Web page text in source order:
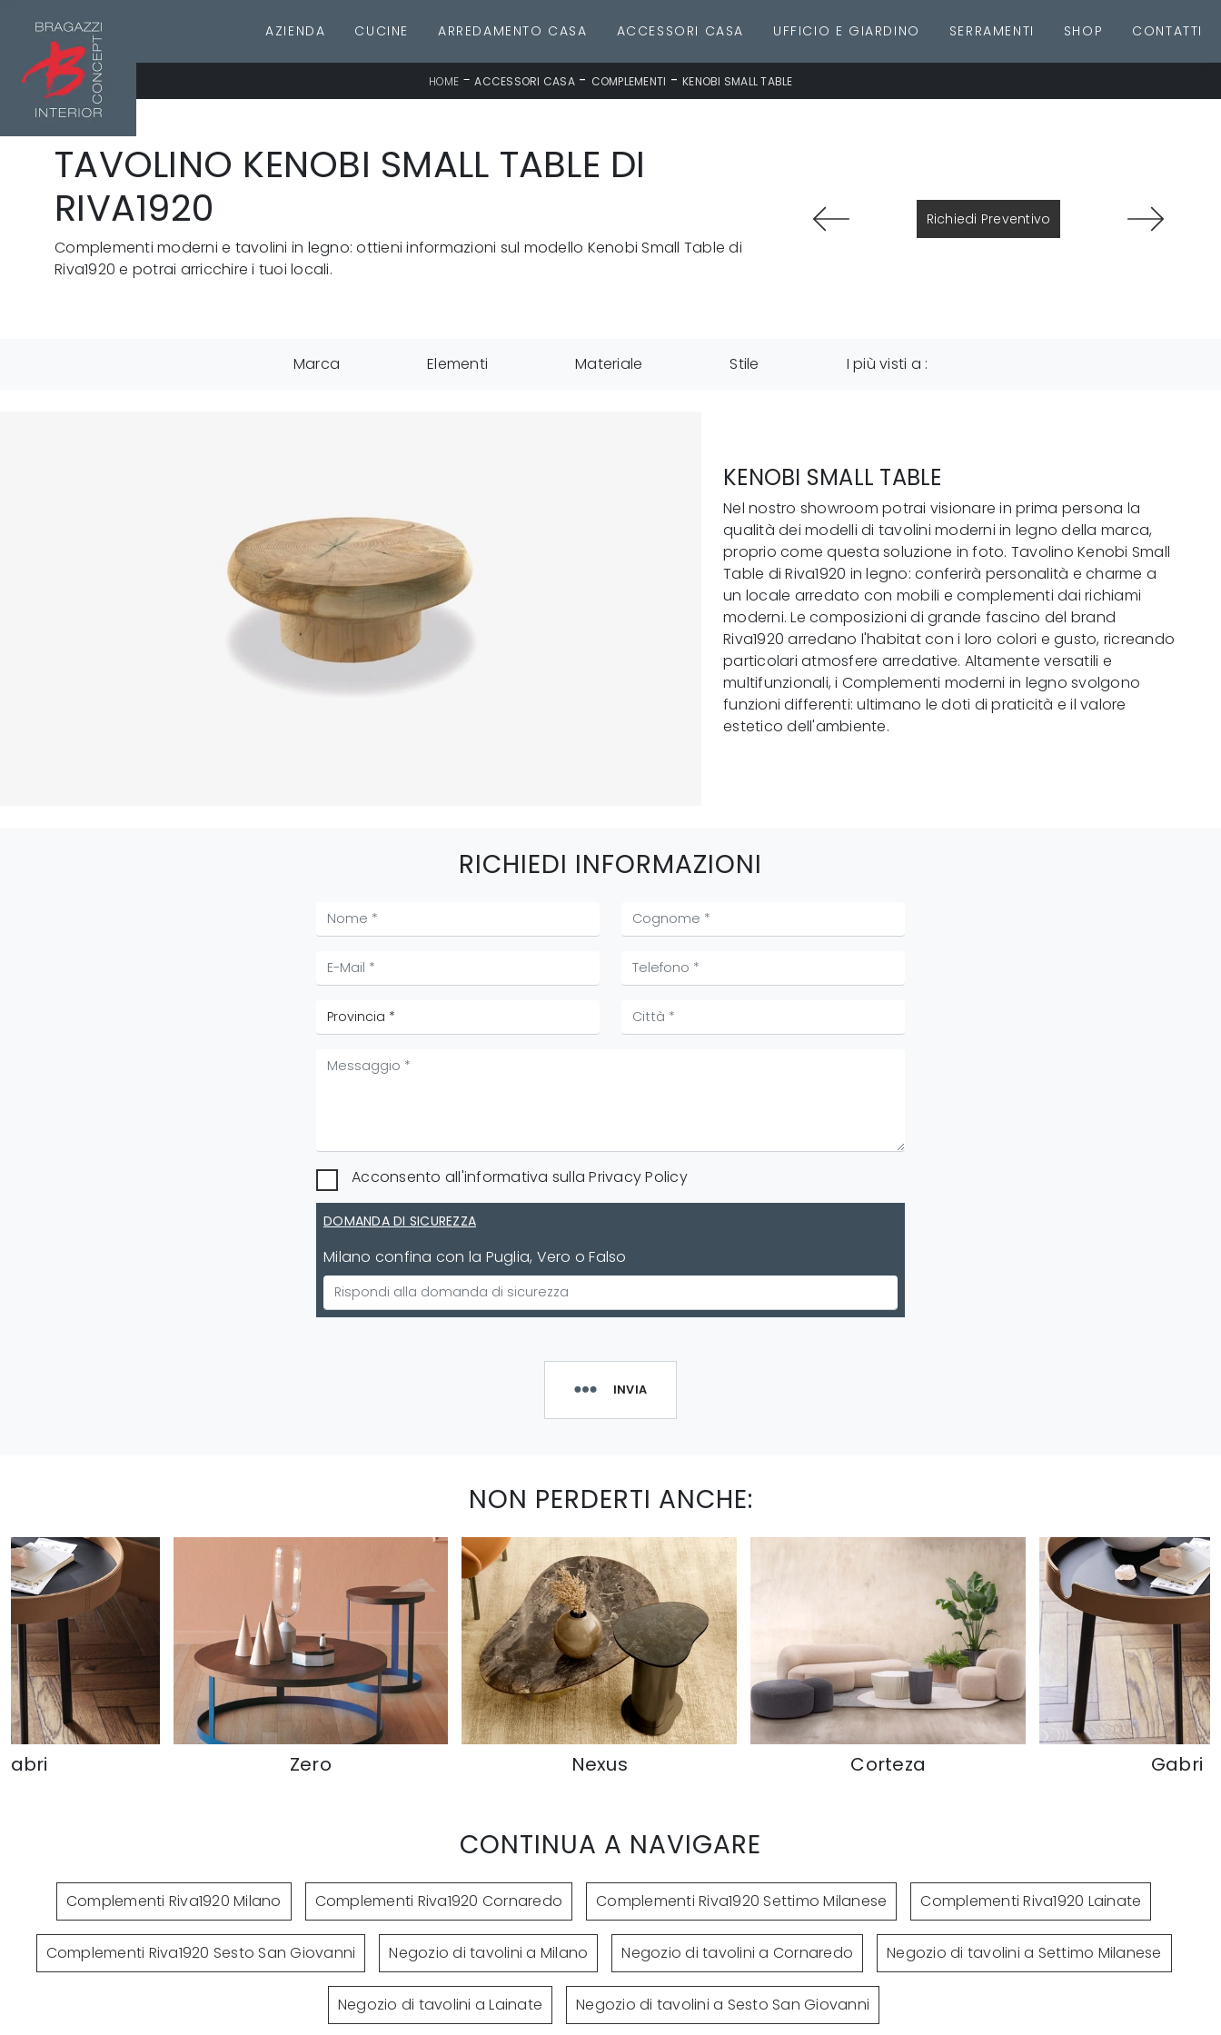
AZIENDA CUCINE ARREDAMENTO CASA ACCESSORI CASA UFFICIO E GIARDINO SERRAMENTI SHOP CONTATTI
HOME -ACCESSORI CASA- COMPLEMENTI - KENOBI SMALL TABLE
TAVOLINO KENOBI SMALL TABLE DI
RIVA1920
Complementi moderni e tavolini in legno: ottieni informazioni sul modello Kenobi Small Table di
Riva1920 e potrai arricchire i tuoi locali.
Richiedi Preventivo
Marca Elementi Materiale Stile I più visti a :
KENOBI SMALL TABLE
Nel nostro showroom potrai visionare in prima persona la
qualità dei modelli di tavolini moderni in legno della marca,
proprio come questa soluzione in foto. Tavolino Kenobi Small
Table di Riva1920 in legno: conferirà personalità e charme a
un locale arredato con mobili e complementi dai richiami
moderni. Le composizioni di grande fascino del brand
Riva1920 arredano l'habitat con i loro colori e gusto, ricreando
particolari atmosfere arredative. Altamente versatili e
multifunzionali, i Complementi moderni in legno svolgono
funzioni differenti: ultimano le doti di praticità e il valore
estetico dell'ambiente.
RICHIEDI INFORMAZIONI
Acconsento all'informativa sullaPrivacy Policy
DOMANDA DI SICUREZZA
Milano confina con la Puglia, Vero o Falso
INVIA
NON PERDERTI ANCHE:
Zero Nexus Corteza Gabri Zero
CONTINUA A NAVIGARE
Complementi Riva1920 Milano Complementi Riva1920 Cornaredo Complementi Riva1920 Settimo Milanese Complementi Riva1920 Lainate
Complementi Riva1920 Sesto San Giovanni Negozio di tavolini a Milano Negozio di tavolini a Cornaredo Negozio di tavolini a Settimo Milanese
Negozio di tavolini a Lainate Negozio di tavolini a Sesto San Giovanni